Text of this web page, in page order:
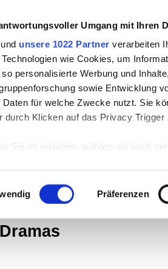
Umgang mit Ihren
unsere 1022 Partner verarbeiten
wie Cookies, um
so personalisierte Werbung und
sowie Entwicklung
Daten für welche Zwecke nutzt. Sie
durch Klicken auf das Privacy
Sie es erlauben, würden wir auch
Ihr Gerät durch aktives Scannen
Sie mehr darüber, wie Ihre
imAbschnitt Einzelheiten
Präferenzen